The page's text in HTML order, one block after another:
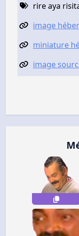
rire aya
image
miniature
image